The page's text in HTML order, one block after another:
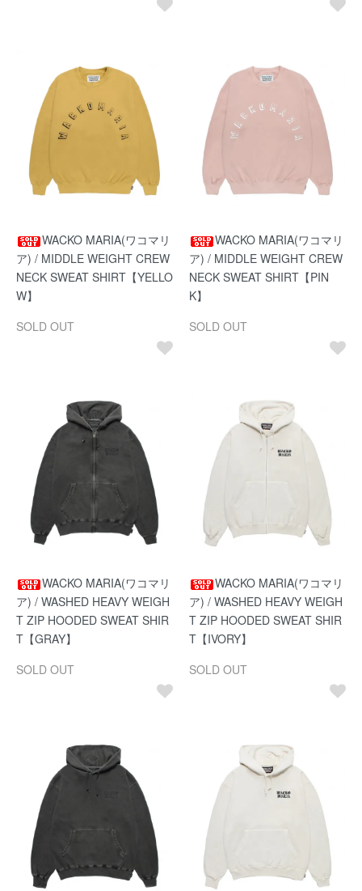
WACKO MARIA(ワコマリ
ア) / MIDDLE WEIGHT CREW
NECK SWEAT SHIRT【YELLO
W】
SOLD OUT
WACKO MARIA(ワコマリ
ア) / MIDDLE WEIGHT CREW
NECK SWEAT SHIRT【PIN
K】
SOLD OUT
WACKO MARIA(ワコマリ
ア) / WASHED HEAVY WEIGH
T ZIP HOODED SWEAT SHIR
T【GRAY】
SOLD OUT
WACKO MARIA(ワコマリ
ア) / WASHED HEAVY WEIGH
T ZIP HOODED SWEAT SHIR
T【IVORY】
SOLD OUT